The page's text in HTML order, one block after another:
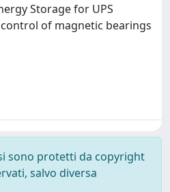
Storage for UPS
of magnetic bearings
sono protetti da copyright
salvo diversa